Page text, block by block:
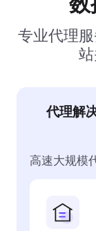
专业代理
代理解
高速大规模